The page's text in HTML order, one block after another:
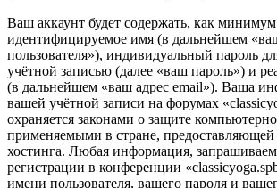
Ваш аккаунт будет содержать, как
идентифицируемое имя (в дальнейшем
пользователя»), индивидуальный пароль
учётной записью (далее «ваш пароль») и
(в дальнейшем «ваш адрес email»). Ваша
вашей учётной записи на форумах
охраняется законами о защите
применяемыми в стране, предоставляющей
хостинга. Любая информация,
регистрации в конференции
имени пользователя, вашего пароля и